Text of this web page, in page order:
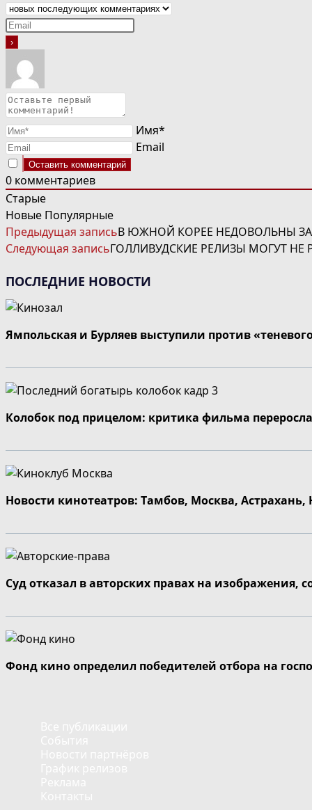
Имя*
Email
0 комментариев
Старые
Новые Популярные
ЧИТАТЬ
ДАЛЕЕ
СТАТЬИ
Предыдущая записьВ ЮЖНОЙ КОРЕЕ НЕДОВОЛЬНЫ
Следующая записьГОЛЛИВУДСКИЕ РЕЛИЗЫ МОГУТ
ПОСЛЕДНИЕ НОВОСТИ
Ямпольская и Бурляев выступили против
Колобок под прицелом: критика фильма
Новости кинотеатров: Тамбов, Москва,
Суд отказал в авторских правах на изображения,
Фонд кино определил победителей отбора на